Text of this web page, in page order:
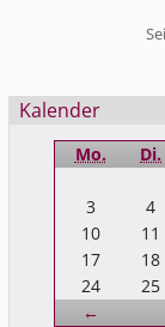
Seitenleiste
Kalender
Mo. Di.
←
3
4
10
11
17
18
24
25